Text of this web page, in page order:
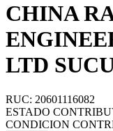
CHINA
LTD
RUC: 20601116082
ESTADO
CONDICION